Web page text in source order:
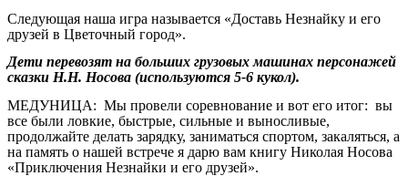
Следующая наша игра называется «Доставь Незнайку и его
друзей в Цветочный город».
Дети перевозят на больших грузовых машинах персонажей
сказки Н.Н. Носова (используются 5-6 кукол).
МЕДУНИЦА: Мы провели соревнование и вот его итог: вы
все были ловкие, быстрые, сильные и выносливые,
продолжайте делать зарядку, заниматься спортом, закаляться, а
на память о нашей встрече я дарю вам книгу Николая Носова
«Приключения Незнайки и его друзей».